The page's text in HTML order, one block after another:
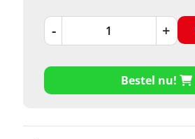
- +
Bestel nu!